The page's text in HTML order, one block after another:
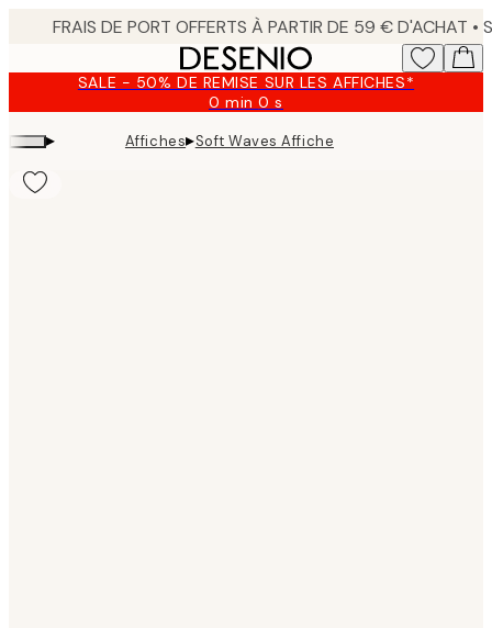
content.SALE - 50% DE REMISE SUR LES AFFICHES*
0 min0 s
Valable
jusqu'au
:
▸ Affiches▸Soft Waves Affiche